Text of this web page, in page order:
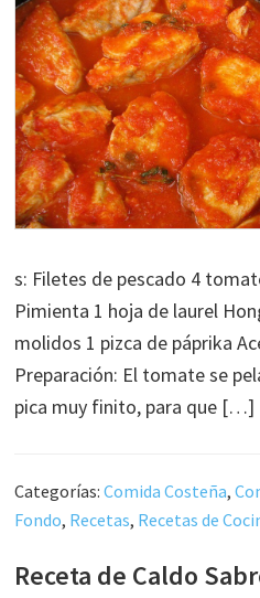
s: Filetes de pescado 4
Pimienta 1 hoja de laurel
molidos 1 pizca de páprika
Preparación: El tomate se
pica muy finito, para que […]
Categorías:Comida Costeña,
Fondo, Recetas, Recetas de
Receta de Caldo